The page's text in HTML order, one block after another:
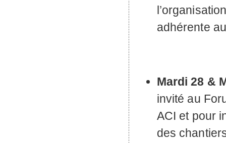
adhérente
Mardi 28 &
invité au
ACI et pour
des